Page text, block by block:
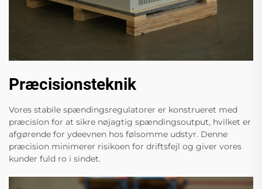
Præcisionsteknik
Vores stabile spændingsregulatorer er konstrueret med
præcision for at sikre nøjagtig spændingsoutput, hvilket er
afgørende for ydeevnen hos følsomme udstyr. Denne
præcision minimerer risikoen for driftsfejl og giver vores
kunder fuld ro i sindet.